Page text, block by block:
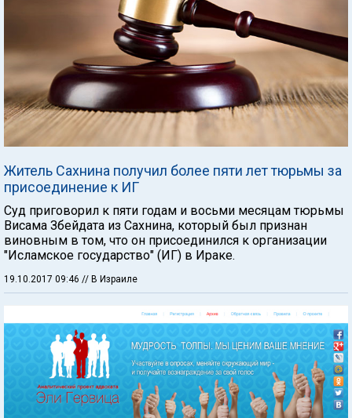
Житель Сахнина получил более пяти лет тюрьмы за
присоединение к ИГ
Суд приговорил к пяти годам и восьми месяцам тюрьмы
Висама Збейдата из Сахнина, который был признан
виновным в том, что он присоединился к организации
"Исламское государство" (ИГ) в Ираке.
19.10.2017 09:46 // В Израиле